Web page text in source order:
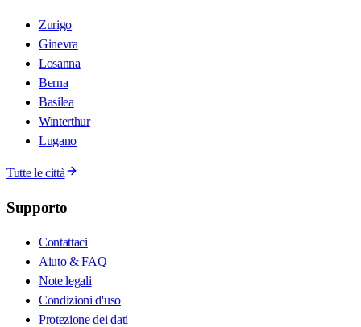
Zurigo
Ginevra
Losanna
Berna
Basilea
Winterthur
Lugano
Tutte le città
Supporto
Contattaci
Aiuto & FAQ
Note legali
Condizioni d'uso
Protezione dei dati